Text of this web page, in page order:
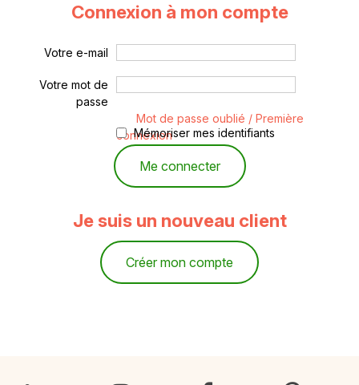
Connexion à mon compte
Votre e-mail
Votre mot de
passe
Mot de passe oublié / Première
connexion
Mémoriser mes identifiants
Je suis un nouveau client
Créer mon compte